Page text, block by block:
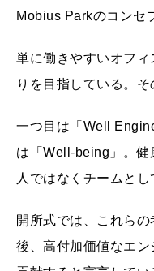
Mobius Parkのコンセ
単に働きやすいオフ
りを目指している。
一つ目は「Well
は「Well-being」。健
人ではなくチームと
開所式では、これら
後、高付加価値なエ